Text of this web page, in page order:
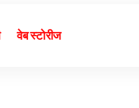
वेब स्टोरीज